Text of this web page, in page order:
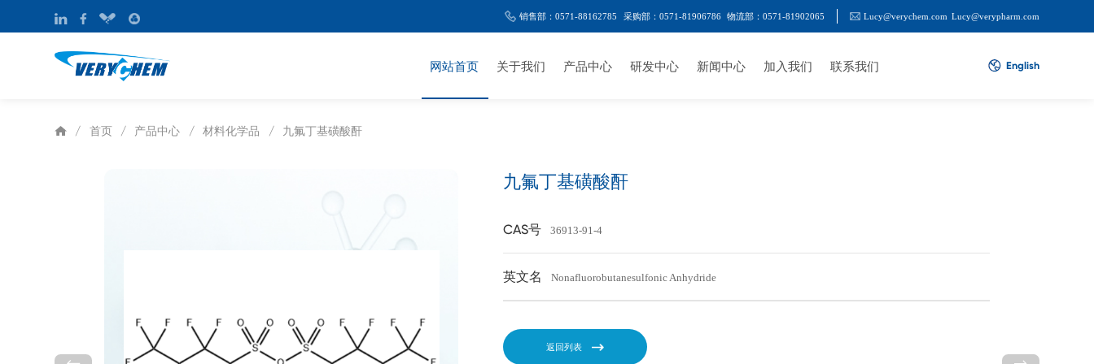
销售部：0571-88162785 采购部：0571-81906786 物流部：0571-81902065 Lucy@verychem.com Lucy@verypharm.com
网站首页 关于我们 产品中心 研发中心 新闻中心 加入我们 联系我们 English
/ 首页 / 产品中心 / 材料化学品 / 九氟丁基磺酸酐
九氟丁基磺酸酐
CAS号 36913-91-4
英文名 Nonafluorobutanesulfonic Anhydride
返回列表